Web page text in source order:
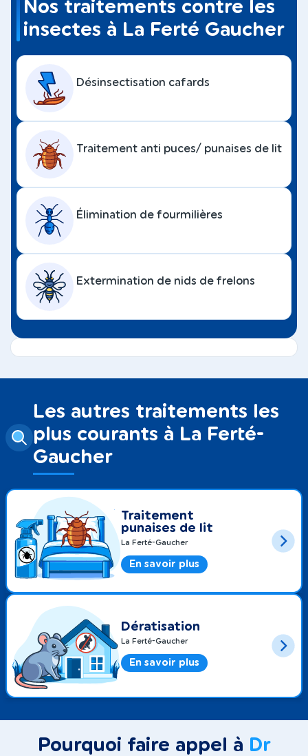
Nos traitements contre les
insectes à La Ferté Gaucher
Désinsectisation cafards
Traitement anti puces/ punaises de lit
Élimination de fourmilières
Extermination de nids de frelons
Les autres traitements les
plus courants à La Ferté-
Gaucher
Traitement
punaises de lit
La Ferté-Gaucher
En savoir plus
Dératisation
La Ferté-Gaucher
En savoir plus
Pourquoi faire appel à Dr